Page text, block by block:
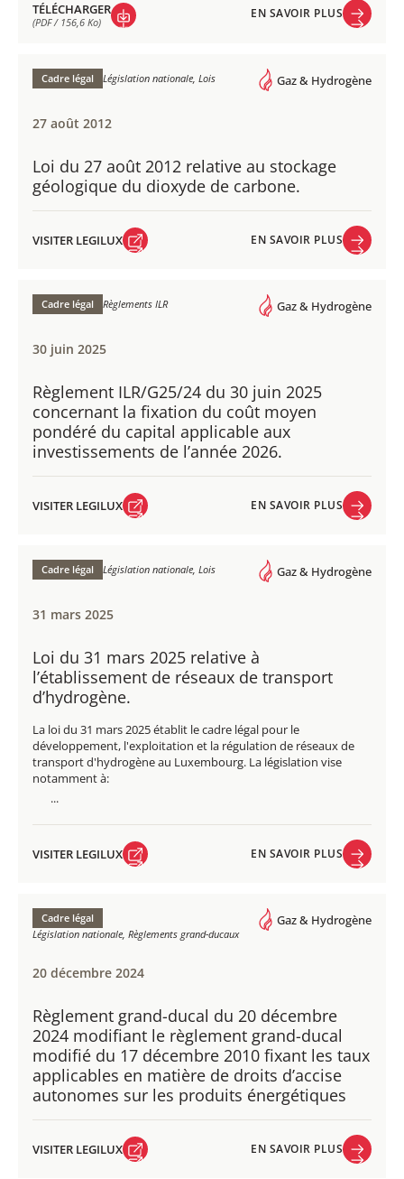
TÉLÉCHARGER
(PDF / 156,6 Ko)
(PDF / 156,6 Ko)
EN SAVOIR PLUS
Cadre légal Législation nationale, Lois Gaz & Hydrogène
27 août 2012
Loi du 27 août 2012 relative au stockage
géologique du dioxyde de carbone.
VISITER LEGILUX
EN SAVOIR PLUS
Cadre légal Règlements ILR Gaz & Hydrogène
30 juin 2025
Règlement ILR/G25/24 du 30 juin 2025
concernant la fixation du coût moyen
pondéré du capital applicable aux
investissements de l’année 2026.
VISITER LEGILUX
EN SAVOIR PLUS
Cadre légal Législation nationale, Lois Gaz & Hydrogène
31 mars 2025
Loi du 31 mars 2025 relative à
l’établissement de réseaux de transport
d’hydrogène. ​
La loi du 31 mars 2025 établit le cadre légal pour le
développement, l'exploitation et la régulation de réseaux de
transport d'hydrogène au Luxembourg. La législation vise
notamment à:
...
VISITER LEGILUX
EN SAVOIR PLUS
Cadre légal
Législation nationale, Règlements grand-ducaux
Gaz & Hydrogène
20 décembre 2024
Règlement grand-ducal du 20 décembre
2024​ modifiant le règlement grand-ducal
modifié du 17 décembre 2010 fixant les taux
applicables en matière de droits d’accise
autonomes sur les produits énergétiques
VISITER LEGILUX
EN SAVOIR PLUS